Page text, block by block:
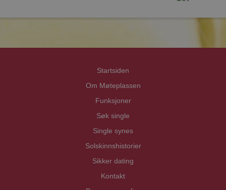
Startsiden
Om Møteplassen
Funksjoner
Søk single
Single synes
Solskinnshistorier
Sikker dating
Kontakt